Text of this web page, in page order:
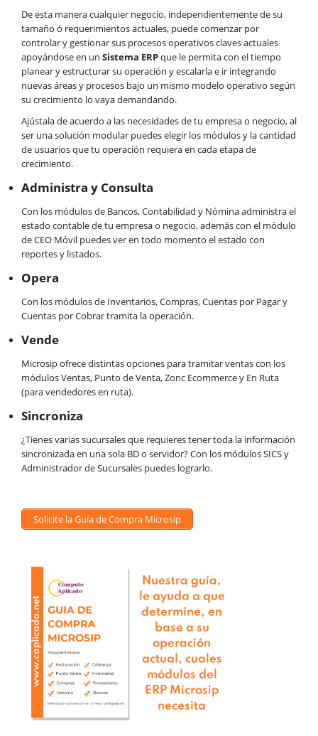
De esta manera cualquier negocio, independientemente de su
tamaño ó requerimientos actuales, puede comenzar por
controlar y gestionar sus procesos operativos claves actuales
apoyándose en un Sistema ERPque le permita con el tiempo
planear y estructurar su operación y escalarla e ir integrando
nuevas áreas y procesos bajo un mismo modelo operativo según
su crecimiento lo vaya demandando.
Ajústala de acuerdo a las necesidades de tu empresa o negocio, al
ser una solución modular puedes elegir los módulos y la cantidad
de usuarios que tu operación requiera en cada etapa de
crecimiento.
Administra y Consulta
Con los módulos de Bancos, Contabilidad y Nómina administra el
estado contable de tu empresa o negocio, además con el módulo
de CEO Móvil puedes ver en todo momento el estado con
reportes y listados.
Opera
Con los módulos de Inventarios, Compras, Cuentas por Pagar y
Cuentas por Cobrar tramita la operación.
Vende
Microsip ofrece distintas opciones para tramitar ventas con los
módulos Ventas, Punto de Venta, Zonc Ecommerce y En Ruta
(para vendedores en ruta).
Sincroniza
¿Tienes varias sucursales que requieres tener toda la información
sincronizada en una sola BD o servidor? Con los módulos SICS y
Administrador de Sucursales puedes lograrlo.
Solicite la Guía de Compra Microsip